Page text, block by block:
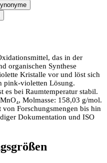
das in der
organischen Synthese
Kristalle vor und löst sich
pink-violetten Lösung.
es bei Raumtemperatur stabil.
Molmasse: 158,03 g/mol.
Forschungsmengen bis hin
Dokumentation und ISO